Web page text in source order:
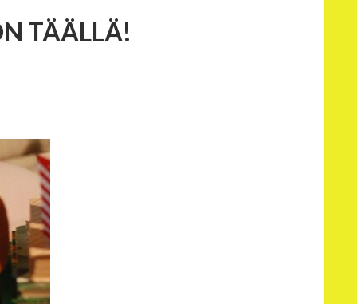
TÄÄLLÄ!